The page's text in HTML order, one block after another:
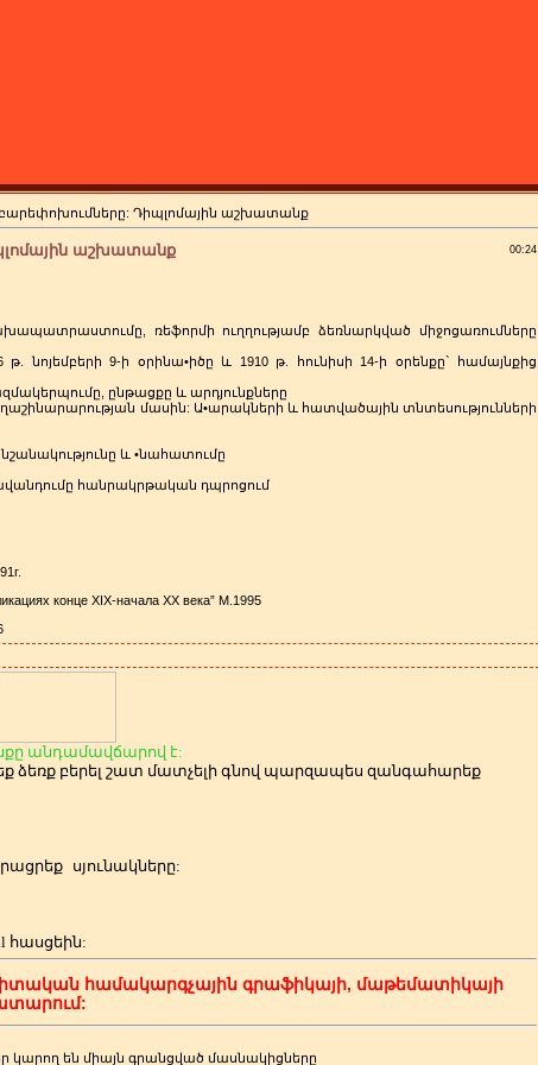
Դիպլոմային աշխատանք
աշխատանք 00:24
ռեֆորմի ուղղությամբ ձեռնարկված միջոցառումները
նոյեմբերի 9-ի օրինա•իծը և 1910 թ. հունիսի 14-ի օրենքը` համայնքից
ընթացքը և արդյունքները
մասին: Ա•արակների և հատվածային տնտեսությունների
և •նահատումը
հանրակրթական դպրոցում
конце ХIХ-начала ХХ века” М.1995
անդամավճարով է:
ձեռք բերել շատ մատչելի գնով պարզապես զանգահարեք
սյունակները:
հասցեին:
համակարգչային գրաֆիկայի, մաթեմատիկայի
կարող են միայն գրանցված մասնակիցները